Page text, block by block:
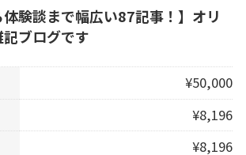
体験談まで幅広い87記事！】オリ
ブログです
¥50,000
¥8,196
¥8,196